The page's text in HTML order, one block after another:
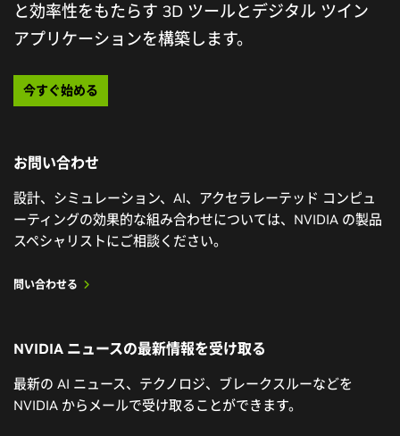
July 22, 2026
ライブラリで拡張され、AI エージェントによ
るシミュレーション対応のワールド構築が可能
※本発表資料は米国時間 2026 年 7 月 20 日に発表さ
NVIDIA Agent Toolkit に NVIDIA Omniverse ライブ
ラリが新たに追加され、A 続きを読む The post
NVIDIA Agent Toolkitが新たな Omniverse ライブラ
ョン対応のワールド構築が可能に appeared first on
産業デジタル ツインのアプリケーション
を構築する方法
ための産業での利用とワークフローをサポートするため
に必要な機能を提供する 3D アプリケーションとツール
を構築方法を学びます。
OpenUSD を活用するための基礎
OpenUSD を非破壊的なワークフローにどのように活用
と効率性をもたらす 3D ツールとデジタル ツイン
アプリケーションを構築します。
今すぐ始める
お問い合わせ
設計、シミュレーション、AI、アクセラレーテッド コンピュ
ーティングの効果的な組み合わせについては、NVIDIA の製品
スペシャリストにご相談ください。
問い合わせる
NVIDIA ニュースの最新情報を受け取る
最新の AI ニュース、テクノロジ、ブレークスルーなどを
NVIDIA からメールで受け取ることができます。